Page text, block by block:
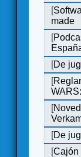
[
made
[
[De
[
[
[De
[Cajón